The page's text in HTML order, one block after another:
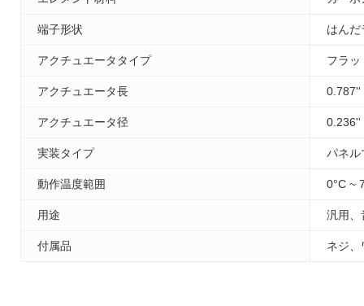
端子形状 はんだ
アクチュエータタイプ フラッ
アクチュエータ長 0.787''
アクチュエータ径 0.236''
実装タイプ パネル
動作温度範囲 0°C ~
用途 汎用、
付属品 ネジ、